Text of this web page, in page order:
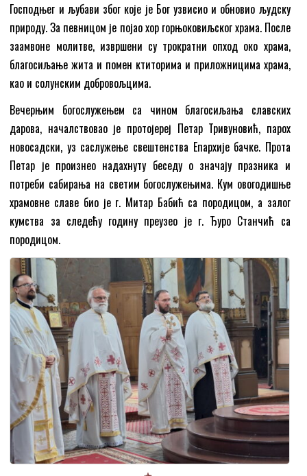
Господњег и љубави због које је Бог узвисио и обновио људску
природу. За певницом је појао хор горњоковиљског храма. После
заамвоне молитве, извршени су трократни опход око храма,
благосиљање жита и помен ктиторима и приложницима храма,
као и солунским добровољцима.
Вечерњим богослужењем са чином благосиљања славских
дарова, началствовао је протојереј Петар Тривуновић, парох
новосадски, уз саслужење свештенства Епархије бачке. Прота
Петар је произнео надахнуту беседу о значају празника и
потреби сабирања на светим богослужењима. Кум овогодишње
храмовне славе био је г. Митар Бабић са породицом, а залог
кумства за следећу годину преузео је г. Ђуро Станчић са
породицом.